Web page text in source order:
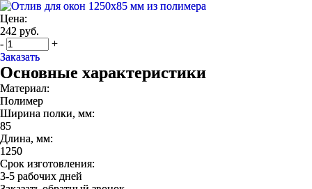
Цена:
242 руб.
-
+
Заказать
Основные характеристики
Материал:
Полимер
Ширина полки, мм:
85
Длина, мм:
1250
Срок изготовления:
3-5 рабочих дней